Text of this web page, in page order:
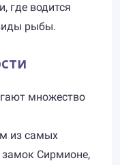
где водится
рыбы.
множество
из самых
замок Сирмионе,